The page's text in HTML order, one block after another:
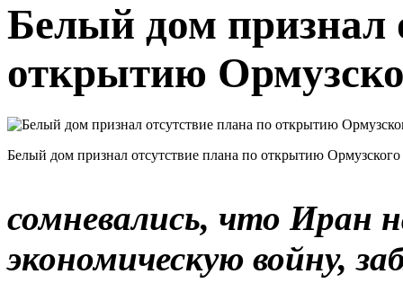
Белый дом признал
открытию
Белый дом признал отсутствие плана по открытию
сомневались, что Иран
экономическую войну,